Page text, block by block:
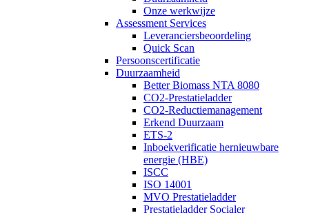
Onze werkwijze
Assessment Services
Leveranciersbeoordeling
Quick Scan
Persoonscertificatie
Duurzaamheid
Better Biomass NTA 8080
CO2-Prestatieladder
CO2-Reductiemanagement
Erkend Duurzaam
ETS-2
Inboekverificatie hernieuwbare
energie (HBE)
ISCC
ISO 14001
MVO Prestatieladder
Prestatieladder Socialer